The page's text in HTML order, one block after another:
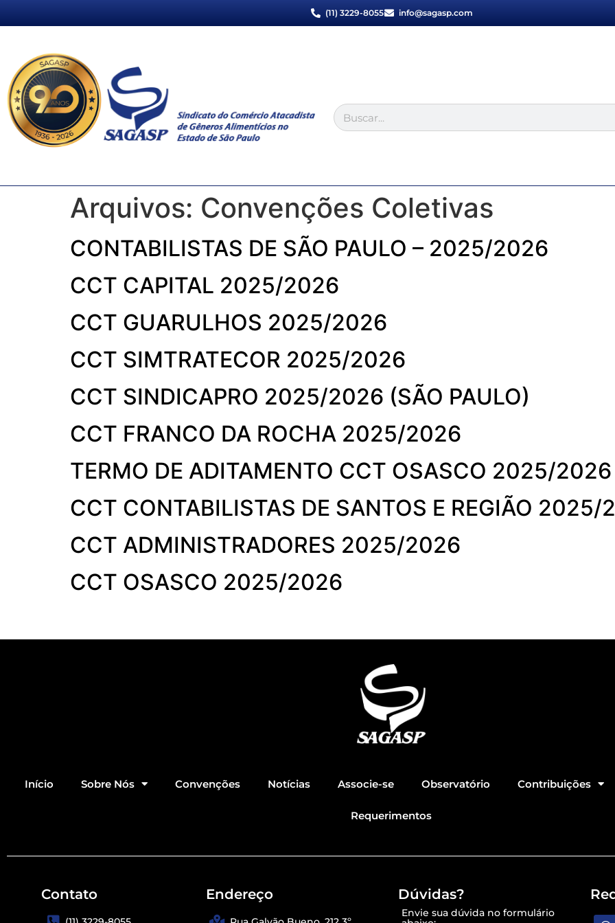
(11) 3229-8055 info@sagasp.com
Arquivos: Convenções Coletivas
CONTABILISTAS DE SÃO PAULO – 2025/2026
CCT CAPITAL 2025/2026
CCT GUARULHOS 2025/2026
CCT SIMTRATECOR 2025/2026
CCT SINDICAPRO 2025/2026 (SÃO PAULO)
CCT FRANCO DA ROCHA 2025/2026
TERMO DE ADITAMENTO CCT OSASCO 2025/2026
CCT CONTABILISTAS DE SANTOS E REGIÃO 2025/
CCT ADMINISTRADORES 2025/2026
CCT OSASCO 2025/2026
Início Sobre Nós Convenções Notícias Associe-se Observatório Contribuições
Requerimentos
Contato Endereço Dúvidas?
Envie sua dúvida no formulário